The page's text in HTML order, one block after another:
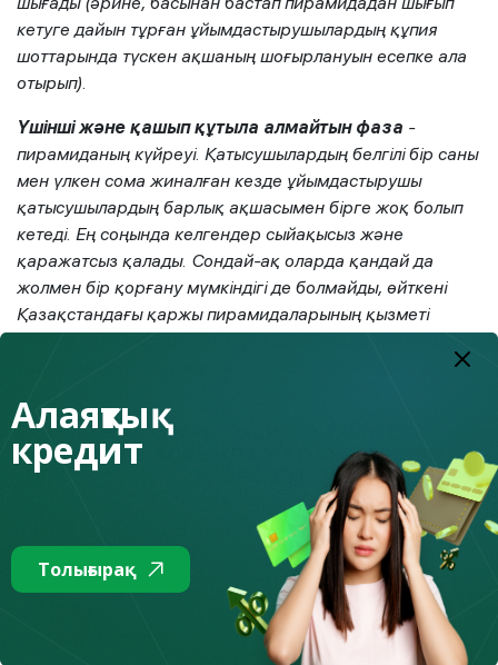
кетуге дайын тұрған ұйымдастырушылардың құпия
шоттарында түскен ақшаның шоғырлануын есепке ала
отырып).
Үшіншіжәне қашып құтыла алмайтын фаза -
пирамиданың күйреуі. Қатысушылардың белгілі бір саны
мен үлкен сома жиналған кезде ұйымдастырушы
қатысушылардың барлық ақшасымен бірге жоқ болып
кетеді. Ең соңында келгендер сыйақысыз және
қаражатсыз қалады. Сондай-ақ оларда қандай да
жолмен бір қорғану мүмкіндігі де болмайды, өйткені
Қазақстандағы қаржы пирамидаларының қызметі
Алаяқтық
кредит
Толығырақ